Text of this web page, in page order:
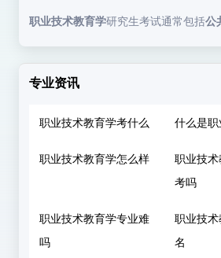
：阅读理解、翻译、写
二、专业课（院校自主命题
职业技术教育学研究生考试通常包括公
院校的考试真题及命题特点分析，供考
一、公共课真题（
"教育是国之大计、党之大计
专业资讯
职业技术教育学考什么 什么是
职业技术教育学怎么样
职业技
考吗
职业技术教育学专业难
吗
职业技
名